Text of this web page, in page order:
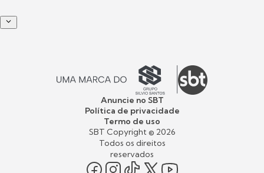
Anuncie no SBT
Política de privacidade
Termo de uso
SBT Copyright © 2026
Todos os direitos
reservados